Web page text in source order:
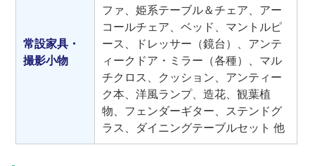
常設家具・
撮影小物
ファ、姫系テーブル＆チェア、アー
コールチェア、ベッド、マントルピ
ース、ドレッサー（鏡台）、アンテ
ィークドア・ミラー（各種）、マル
チクロス、クッション、アンティー
ク本、洋風ランプ、造花、観葉植
物、フェンダーギター、ステンドグ
ラス、ダイニングテーブルセット 他